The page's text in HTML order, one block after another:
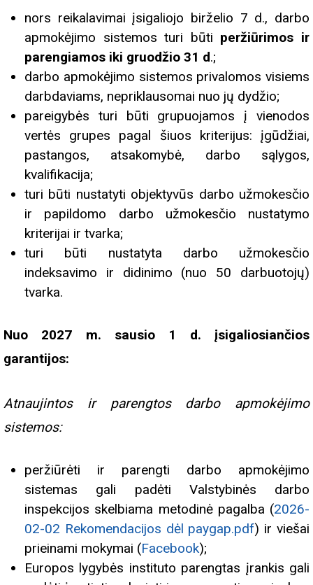
nors reikalavimai įsigaliojo birželio 7 d., darbo
apmokėjimo sistemos turi būti peržiūrimos ir
parengiamos iki gruodžio 31 d.;
darbo apmokėjimo sistemos privalomos visiems
darbdaviams, nepriklausomai nuo jų dydžio;
pareigybės turi būti grupuojamos į vienodos
vertės grupes pagal šiuos kriterijus: įgūdžiai,
pastangos, atsakomybė, darbo sąlygos,
kvalifikacija;
turi būti nustatyti objektyvūs darbo užmokesčio
ir papildomo darbo užmokesčio nustatymo
kriterijai ir tvarka;
turi būti nustatyta darbo užmokesčio
indeksavimo ir didinimo (nuo 50 darbuotojų)
tvarka.
Nuo 2027 m. sausio 1 d. įsigaliosiančios
garantijos:
Atnaujintos ir parengtos darbo apmokėjimo
sistemos:
peržiūrėti ir parengti darbo apmokėjimo
sistemas gali padėti Valstybinės darbo
inspekcijos skelbiama metodinė pagalba (2026-
02-02 Rekomendacijos dėl paygap.pdf) ir viešai
prieinami mokymai (Facebook);
Europos lygybės instituto parengtas įrankis gali